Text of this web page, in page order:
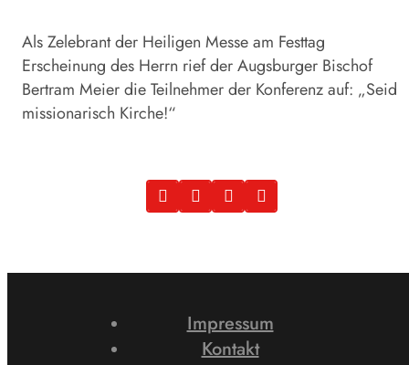
Als Zelebrant der Heiligen­ Messe am Festtag
Erscheinung des Herrn rief der Augsburger Bischof
Bert­ram Meier die Teilnehmer der Konferenz auf: „Seid
missionarisch Kirche!“
Impressum
Kontakt